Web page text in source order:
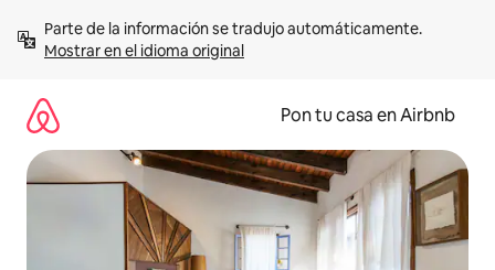
contenidoMostrar en el idioma original
Pon tu casa en Airbnb